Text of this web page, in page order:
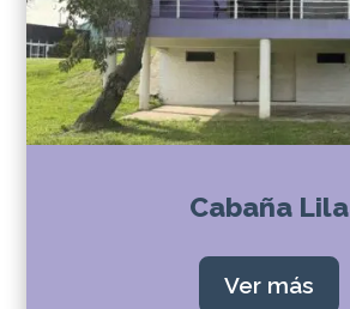
Cabaña Lila
Ver más